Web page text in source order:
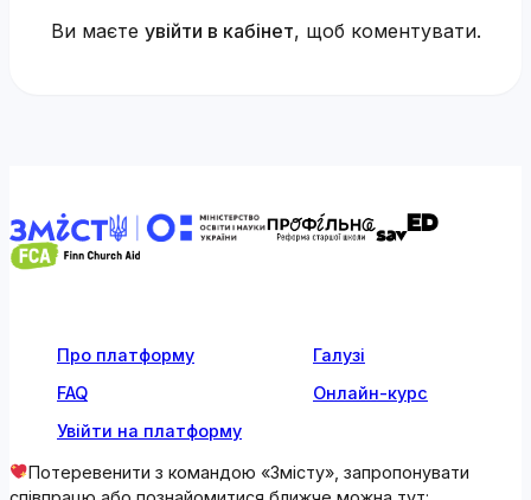
Ви маєте увійти в кабінет, щоб коментувати.
Про платформу
Галузі
FAQ
Онлайн-курс
Увійти на платформу
Потеревенити з командою «Змісту», запропонувати